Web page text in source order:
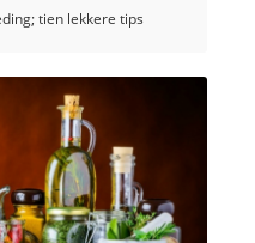
tien lekkere tips